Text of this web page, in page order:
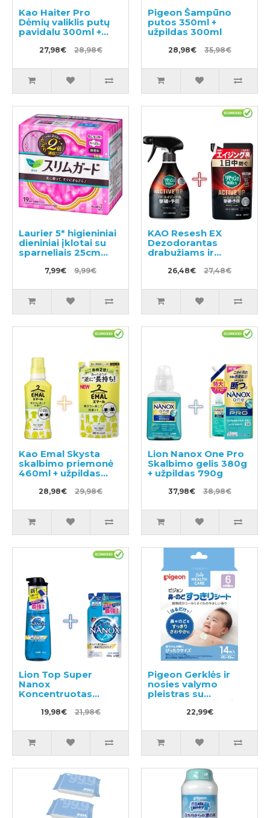
Kao Haiter Pro
Dėmių valiklis putų
pavidalu 300ml +
užpildas 300ml
27,98€ 28,98€
Pigeon Šampūno
putos 350ml +
užpildas 300ml
28,98€ 35,98€
Laurier 5* higieniniai
dieniniai įklotai su
sparneliais 25cm
7,99€ 9,99€
KAO Resesh EX
Dezodorantas
drabužiams ir
skalbiniams 350ml +
užpildas 300ml
26,48€ 27,48€
Kao Emal Skysta
skalbimo priemonė
460ml + užpildas
28,98€ 29,98€
Lion Nanox One Pro
Skalbimo gelis 380g
+ užpildas 790g
37,98€ 38,98€
Lion Top Super
Nanox
Koncentruotas
skystas skalbinių
ploviklis, pompinis
užpildas 350g
19,98€ 21,98€
Pigeon Gerklės ir
nosies valymo
pleistras su
eukaliptų aliejumi,
skirtas vaikams nuo
22,99€